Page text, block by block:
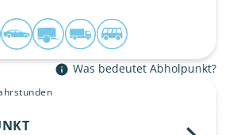
Was bedeutet Abholpunkt?